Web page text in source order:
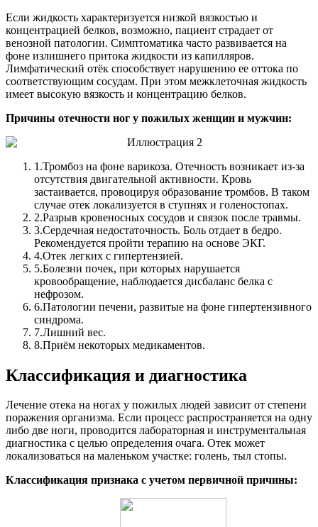
Если жидкость характеризуется низкой вязкостью и
концентрацией белков, возможно, пациент страдает от
венозной патологии. Симптоматика часто развивается на
фоне излишнего притока жидкости из капилляров.
Лимфатический отёк способствует нарушению ее оттока по
соответствующим сосудам. При этом межклеточная жидкость
имеет высокую вязкость и концентрацию белков.
Причины отечности ног у пожилых женщин и мужчин:
1.Тромбоз на фоне варикоза. Отечность возникает из-за
отсутствия двигательной активности. Кровь
застаивается, провоцируя образование тромбов. В таком
случае отек локализуется в ступнях и голеностопах.
2.Разрыв кровеносных сосудов и связок после травмы.
3.Сердечная недостаточность. Боль отдает в бедро.
Рекомендуется пройти терапию на основе ЭКГ.
4.Отек легких с гипертензией.
5.Болезни почек, при которых нарушается
кровообращение, наблюдается дисбаланс белка с
нефрозом.
6.Патологии печени, развитые на фоне гипертензивного
синдрома.
7.Лишний вес.
8.Приём некоторых медикаментов.
Классификация и диагностика
Лечение отека на ногах у пожилых людей зависит от степени
поражения организма. Если процесс распространяется на одну
либо две ноги, проводится лабораторная и инструментальная
диагностика с целью определения очага. Отек может
локализоваться на маленьком участке: голень, тыл стопы.
Классификация признака с учетом первичной причины: